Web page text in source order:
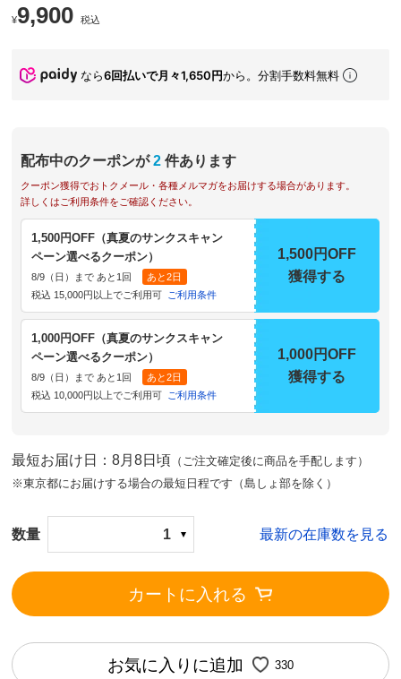
¥9,900 税込
なら6回払いで月々1,650円から。分割手数料無料
配布中のクーポンが 2 件あります
クーポン獲得でおトクメール・各種メルマガをお届けする場合があります。
詳しくはご利用条件をご確認ください。
1,500円OFF（真夏のサンクスキャン
ペーン選べるクーポン）
8/9（日）まで あと1回
あと2日
税込 15,000円以上でご利用可
ご利用条件
1,500円OFF
獲得する
1,000円OFF（真夏のサンクスキャン
ペーン選べるクーポン）
8/9（日）まで あと1回
あと2日
税込 10,000円以上でご利用可
ご利用条件
1,000円OFF
獲得する
最短お届け日：8月8日頃 （ご注文確定後に商品を手配します）
※東京都にお届けする場合の最短日程です（島しょ部を除く）
数量 1 最新の在庫数を見る
カートに入れる
お気に入りに追加 330